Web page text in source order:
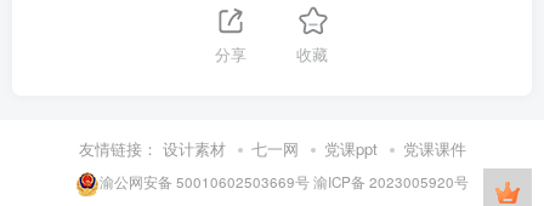
分享 收藏
友情链接： 设计素材 七一网 党课ppt 党课课件
渝公网安备 50010602503669号渝ICP备 2023005920号